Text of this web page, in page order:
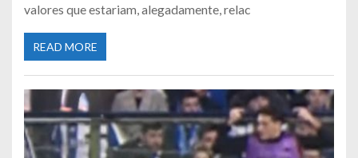
valores que estariam, alegadamente, relac
READ MORE